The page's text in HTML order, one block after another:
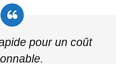
pour un coût